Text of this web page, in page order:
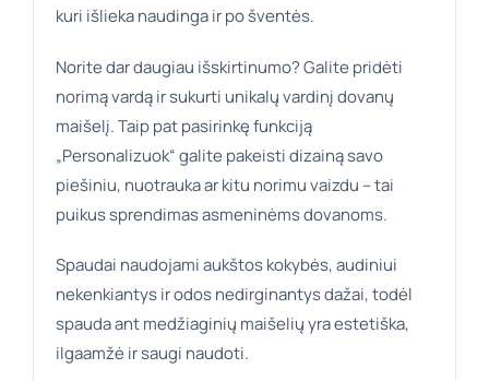
kuri išlieka naudinga ir po šventės.
Norite dar daugiau išskirtinumo? Galite pridėti
norimą vardą ir sukurti unikalų vardinį dovanų
maišelį. Taip pat pasirinkę funkciją
„Personalizuok“ galite pakeisti dizainą savo
piešiniu, nuotrauka ar kitu norimu vaizdu – tai
puikus sprendimas asmeninėms dovanoms.
Spaudai naudojami aukštos kokybės, audiniui
nekenkiantys ir odos nedirginantys dažai, todėl
spauda ant medžiaginių maišelių yra estetiška,
ilgaamžė ir saugi naudoti.